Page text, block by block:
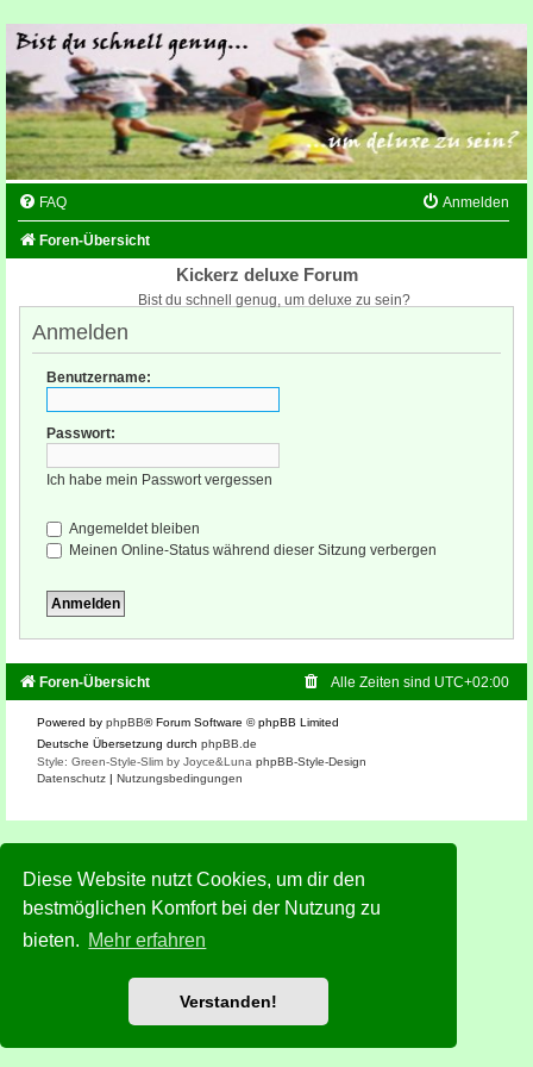
Diese Website nutzt Cookies, um dir den
bestmöglichen Komfort bei der Nutzung zu
bieten. Mehr erfahren
Verstanden!
FAQ Anmelden
Foren-Übersicht
Kickerz deluxe Forum
Bist du schnell genug, um deluxe zu sein?
Anmelden
Benutzername:
Passwort:
Ich habe mein Passwort vergessen
Angemeldet bleiben
Meinen Online-Status während dieser Sitzung verbergen
Foren-Übersicht Alle Zeiten sind UTC+02:00
Powered by phpBB® Forum Software © phpBB Limited
Deutsche Übersetzung durch phpBB.de
Style: Green-Style-Slim by Joyce&Luna phpBB-Style-Design
Datenschutz | Nutzungsbedingungen